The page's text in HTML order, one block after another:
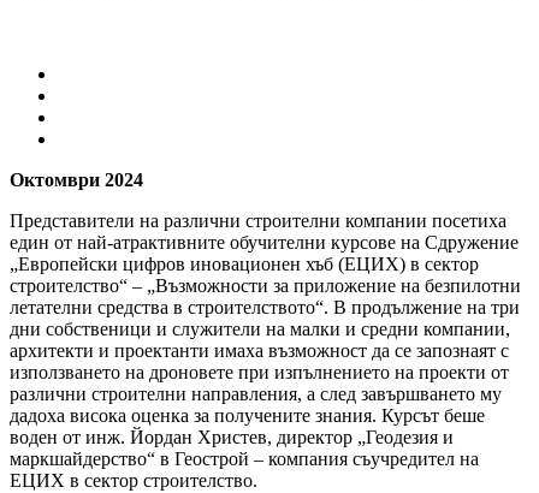
Октомври 2024
Представители на различни строителни компании посетиха
един от най-атрактивните обучителни курсове на Сдружение
„Европейски цифров иновационен хъб (ЕЦИХ) в сектор
строителство“ – „Възможности за приложение на безпилотни
летателни средства в строителството“. В продължение на три
дни собственици и служители на малки и средни компании,
архитекти и проектанти имаха възможност да се запознаят с
използването на дроновете при изпълнението на проекти от
различни строителни направления, а след завършването му
дадоха висока оценка за получените знания. Курсът беше
воден от инж. Йордан Христев, директор „Геодезия и
маркшайдерство“ в Геострой – компания съучредител на
ЕЦИХ в сектор строителство.